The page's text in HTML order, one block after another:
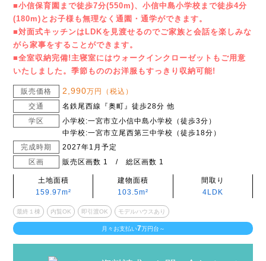
■小信保育園まで徒歩7分(550m)、小信中島小学校まで徒歩4分
(180m)とお子様も無理なく通園・通学ができます。
■対面式キッチンはLDKを見渡せるのでご家族と会話を楽しみな
がら家事をすることができます。
■全室収納完備!主寝室にはウォークインクローゼットもご用意
いたしました。季節もののお洋服もすっきり収納可能!
販売価格 2,990万円（税込）
交通
名鉄尾西線『奥町』徒歩28分 他
学区
小学校:一宮市立小信中島小学校（徒歩3分）
中学校:一宮市立尾西第三中学校（徒歩18分）
完成時期
2027年1月予定
区画
販売区画数 1 / 総区画数 1
土地面積
159.97m²
建物面積
103.5m²
間取り
4LDK
最終１棟 内覧OK 即引渡OK モデルハウスあり
月々お支払い7万円台～